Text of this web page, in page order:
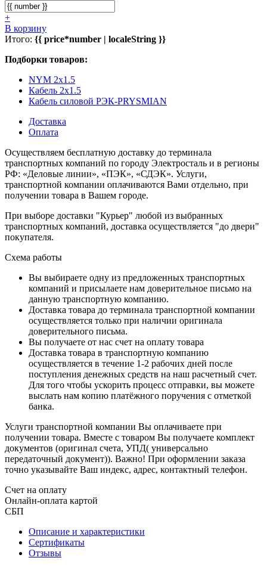
+
В корзину
Итого: {{ price*number | localeString }}
Подборки товаров:
NYM 2x1.5
Кабель 2x1.5
Кабель силовой РЭК-PRYSMIAN
Доставка
Оплата
Осуществляем бесплатную доставку до терминала
транспортных компаний по городу Электросталь и в регионы
РФ: «Деловые линии», «ПЭК», «СДЭК». Услуги,
транспортной компании оплачиваются Вами отдельно, при
получении товара в Вашем городе.
При выборе доставки "Курьер" любой из выбранных
транспортных компаний, доставка осуществляется "до двери"
покупателя.
Схема работы
Вы выбираете одну из предложенных транспортных
компаний и присылаете нам доверительное письмо на
данную транспортную компанию.
Доставка товара до терминала транспортной компании
осуществляется только при наличии оригинала
доверительного письма.
Вы получаете от нас счет на оплату товара
Доставка товара в транспортную компанию
осуществляется в течение 1-2 рабочих дней после
поступления денежных средств на наш расчетный счет.
Для того чтобы ускорить процесс отправки, вы можете
выслать нам копию платёжного поручения с отметкой
банка.
Услуги транспортной компании Вы оплачиваете при
получении товара. Вместе с товаром Вы получаете комплект
документов (оригинал счета, УПД( универсально
передаточный документ)). Важно! При оформлении заказа
точно указывайте Ваш индекс, адрес, контактный телефон.
Счет на оплату
Онлайн-оплата картой
СБП
Описание и характеристики
Сертификаты
Отзывы